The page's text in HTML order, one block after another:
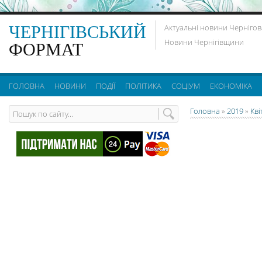
ЧЕРНІГІВСЬКИЙ
ФОРМАТ
Актуальні новини
Новини Чернігівщини
ГОЛОВНА НОВИНИ ПОДІЇ ПОЛІТИКА СОЦІУМ ЕКОНОМІКА
Головна » 2019»